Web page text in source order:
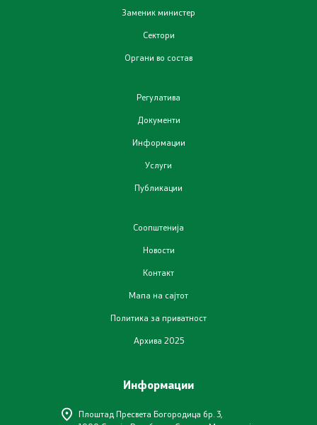
Заменик министер
Сектори
Органи во состав
Регулатива
Документи
Информации
Услуги
Публикации
Соопштенија
Новости
Контакт
Мапа на сајтот
Политика за приватност
Архива 2025
Информации
Плоштад Пресвета Богородица бр. 3,